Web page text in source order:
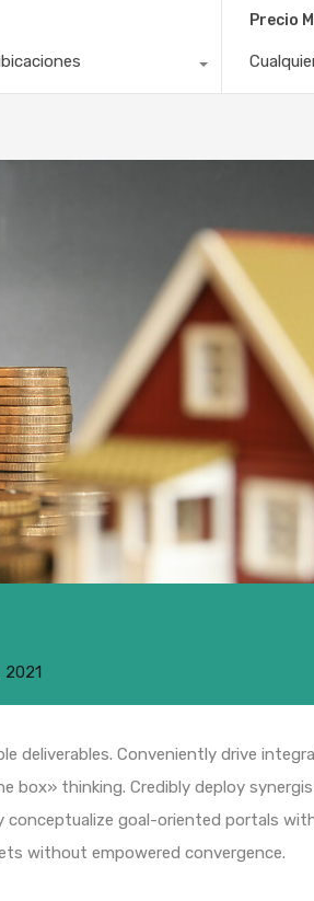
Precio
2021
deliverables. Conveniently drive
box» thinking. Credibly deploy
conceptualize goal-oriented portals
without empowered convergence.